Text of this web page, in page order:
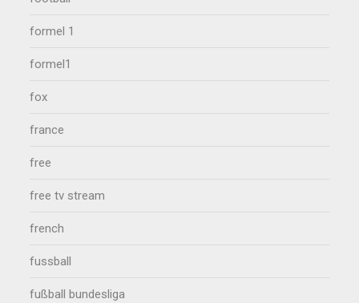
formel 1
formel1
fox
france
free
free tv stream
french
fussball
fußball bundesliga